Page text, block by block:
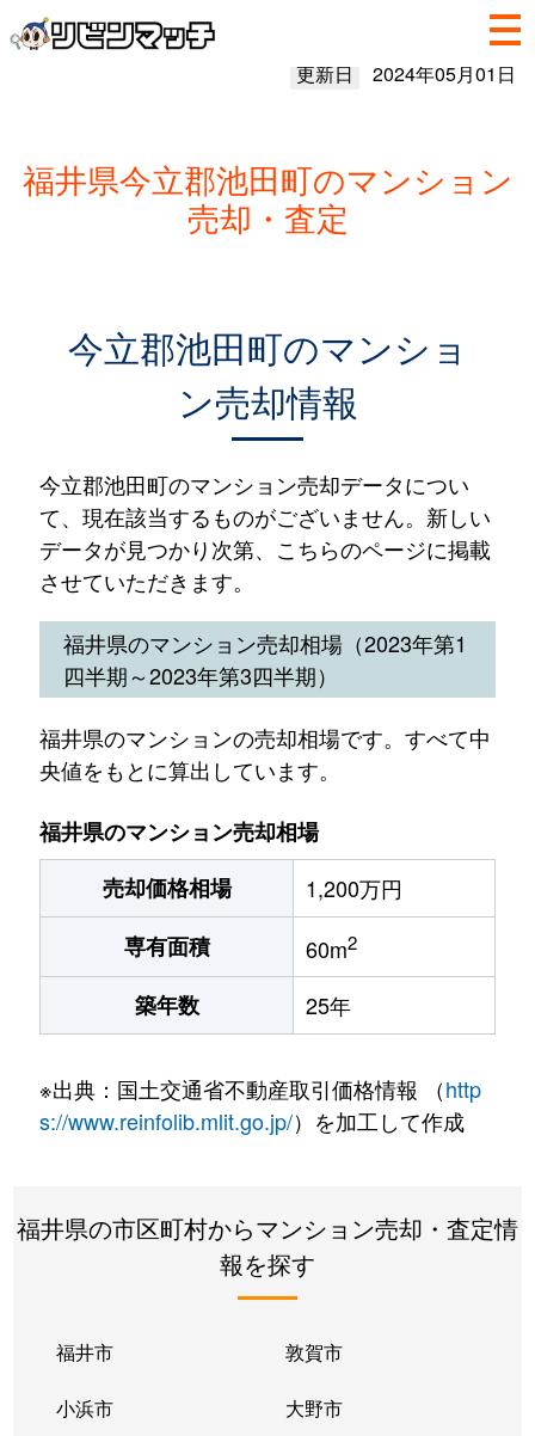
更新日 2024年05月01日
福井県今立郡池田町のマンション
売却・査定
今立郡池田町のマンショ
ン売却情報
今立郡池田町のマンション売却データについ
て、現在該当するものがございません。新しい
データが見つかり次第、こちらのページに掲載
させていただきます。
福井県のマンション売却相場（2023年第1
四半期～2023年第3四半期）
福井県のマンションの売却相場です。すべて中
央値をもとに算出しています。
福井県のマンション売却相場
売却価格相場
1,200万円
専有面積
60m2
築年数 25年
※出典：国土交通省不動産取引価格情報 （http
s://www.reinfolib.mlit.go.jp/）を加工して作成
福井県の市区町村からマンション売却・査定情
報を探す
福井市 敦賀市
小浜市 大野市